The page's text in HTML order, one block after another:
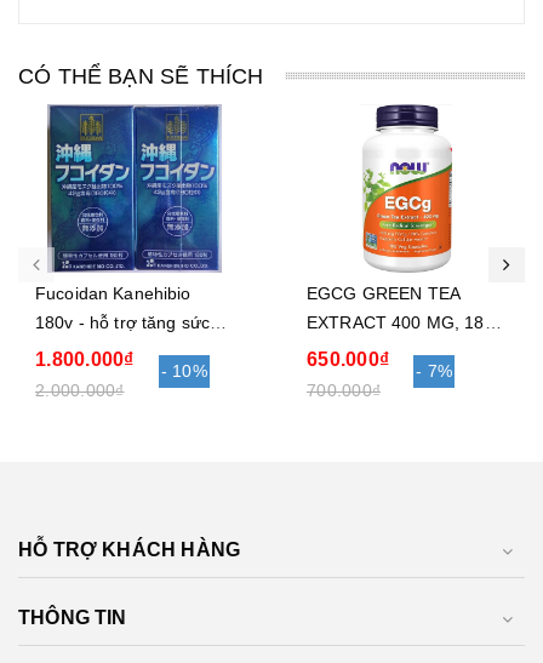
CÓ THỂ BẠN SẼ THÍCH
Fucoidan Kanehibio
180v - hỗ trợ tăng sức
đề kháng, chống ung thư
1.800.000₫
2.000.000₫
- 10%
EGCG GREEN TEA
EXTRACT 400 MG, 180
VIÊN NOWFOODS - hỗ
trợ điều trị ung thư
650.000₫
700.000₫
- 7%
HỖ TRỢ KHÁCH HÀNG
THÔNG TIN